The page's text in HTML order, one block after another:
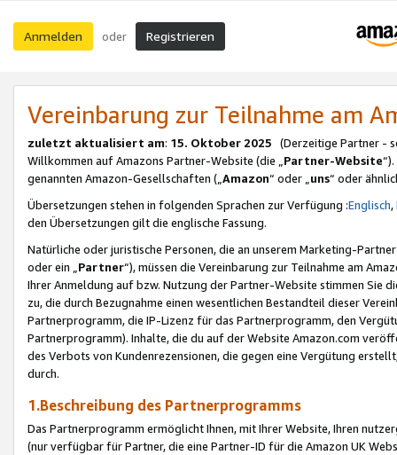
Anmelden oder Registrieren
Vereinbarung zur Teilnahme am
zuletzt aktualisiert am: 15. Oktober 2025 (Derzeitige Partner -
Willkommen auf Amazons Partner-Website (die „Partner-Website
genannten Amazon-Gesellschaften („Amazon“ oder „uns“ oder
Übersetzungen stehen in folgenden Sprachen zur Verfügung :Englisch,
den Übersetzungen gilt die englische Fassung.
Natürliche oder juristische Personen, die an unserem Marketing-
oder ein „Partner“), müssen die Vereinbarung zur Teilnahme am
Ihrer Anmeldung auf bzw. Nutzung der Partner-Website stimmen Sie
zu, die durch Bezugnahme einen wesentlichen Bestandteil dieser
Partnerprogramm, die IP-Lizenz für das Partnerprogramm, den
Partnerprogramm). Inhalte, die du auf der Website Amazon.com
des Verbots von Kundenrezensionen, die gegen eine Vergütung
durch.
1.Beschreibung des Partnerprogramms
Das Partnerprogramm ermöglicht Ihnen, mit Ihrer Website, Ihren
(nur verfügbar für Partner, die eine Partner-ID für die Amazon UK